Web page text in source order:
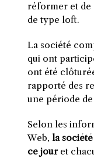
réformer et de
de type loft.
La société
qui ont
ont été
rapporté des
une période de
Selon les
Web, la
ce jouret